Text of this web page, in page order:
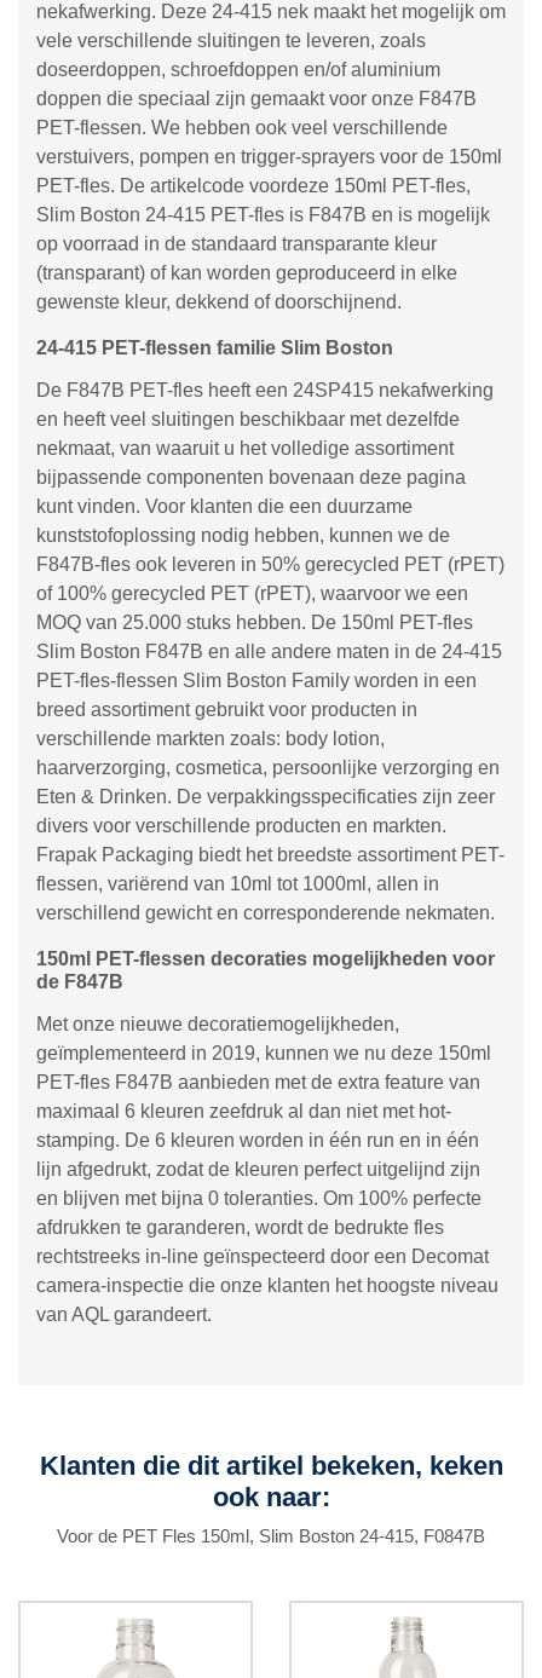
nekafwerking. Deze 24-415 nek maakt het mogelijk om
vele verschillende sluitingen te leveren, zoals
doseerdoppen, schroefdoppen en/of aluminium
doppen die speciaal zijn gemaakt voor onze F847B
PET-flessen. We hebben ook veel verschillende
verstuivers, pompen en trigger-sprayers voor de 150ml
PET-fles. De artikelcode voordeze 150ml PET-fles,
Slim Boston 24-415 PET-fles is F847B en is mogelijk
op voorraad in de standaard transparante kleur
(transparant) of kan worden geproduceerd in elke
gewenste kleur, dekkend of doorschijnend.
24-415 PET-flessen familie Slim Boston
De F847B PET-fles heeft een 24SP415 nekafwerking
en heeft veel sluitingen beschikbaar met dezelfde
nekmaat, van waaruit u het volledige assortiment
bijpassende componenten bovenaan deze pagina
kunt vinden. Voor klanten die een duurzame
kunststofoplossing nodig hebben, kunnen we de
F847B-fles ook leveren in 50% gerecycled PET (rPET)
of 100% gerecycled PET (rPET), waarvoor we een
MOQ van 25.000 stuks hebben. De 150ml PET-fles
Slim Boston F847B en alle andere maten in de 24-415
PET-fles-flessen Slim Boston Family worden in een
breed assortiment gebruikt voor producten in
verschillende markten zoals: body lotion,
haarverzorging, cosmetica, persoonlijke verzorging en
Eten & Drinken. De verpakkingsspecificaties zijn zeer
divers voor verschillende producten en markten.
Frapak Packaging biedt het breedste assortiment PET-
flessen, variërend van 10ml tot 1000ml, allen in
verschillend gewicht en corresponderende nekmaten.
150ml PET-flessen decoraties mogelijkheden voor
de F847B
Met onze nieuwe decoratiemogelijkheden,
geïmplementeerd in 2019, kunnen we nu deze 150ml
PET-fles F847B aanbieden met de extra feature van
maximaal 6 kleuren zeefdruk al dan niet met hot-
stamping. De 6 kleuren worden in één run en in één
lijn afgedrukt, zodat de kleuren perfect uitgelijnd zijn
en blijven met bijna 0 toleranties. Om 100% perfecte
afdrukken te garanderen, wordt de bedrukte fles
rechtstreeks in-line geïnspecteerd door een Decomat
camera-inspectie die onze klanten het hoogste niveau
van AQL garandeert.
Klanten die dit artikel bekeken, keken
ook naar:
Voor de PET Fles 150ml, Slim Boston 24-415, F0847B